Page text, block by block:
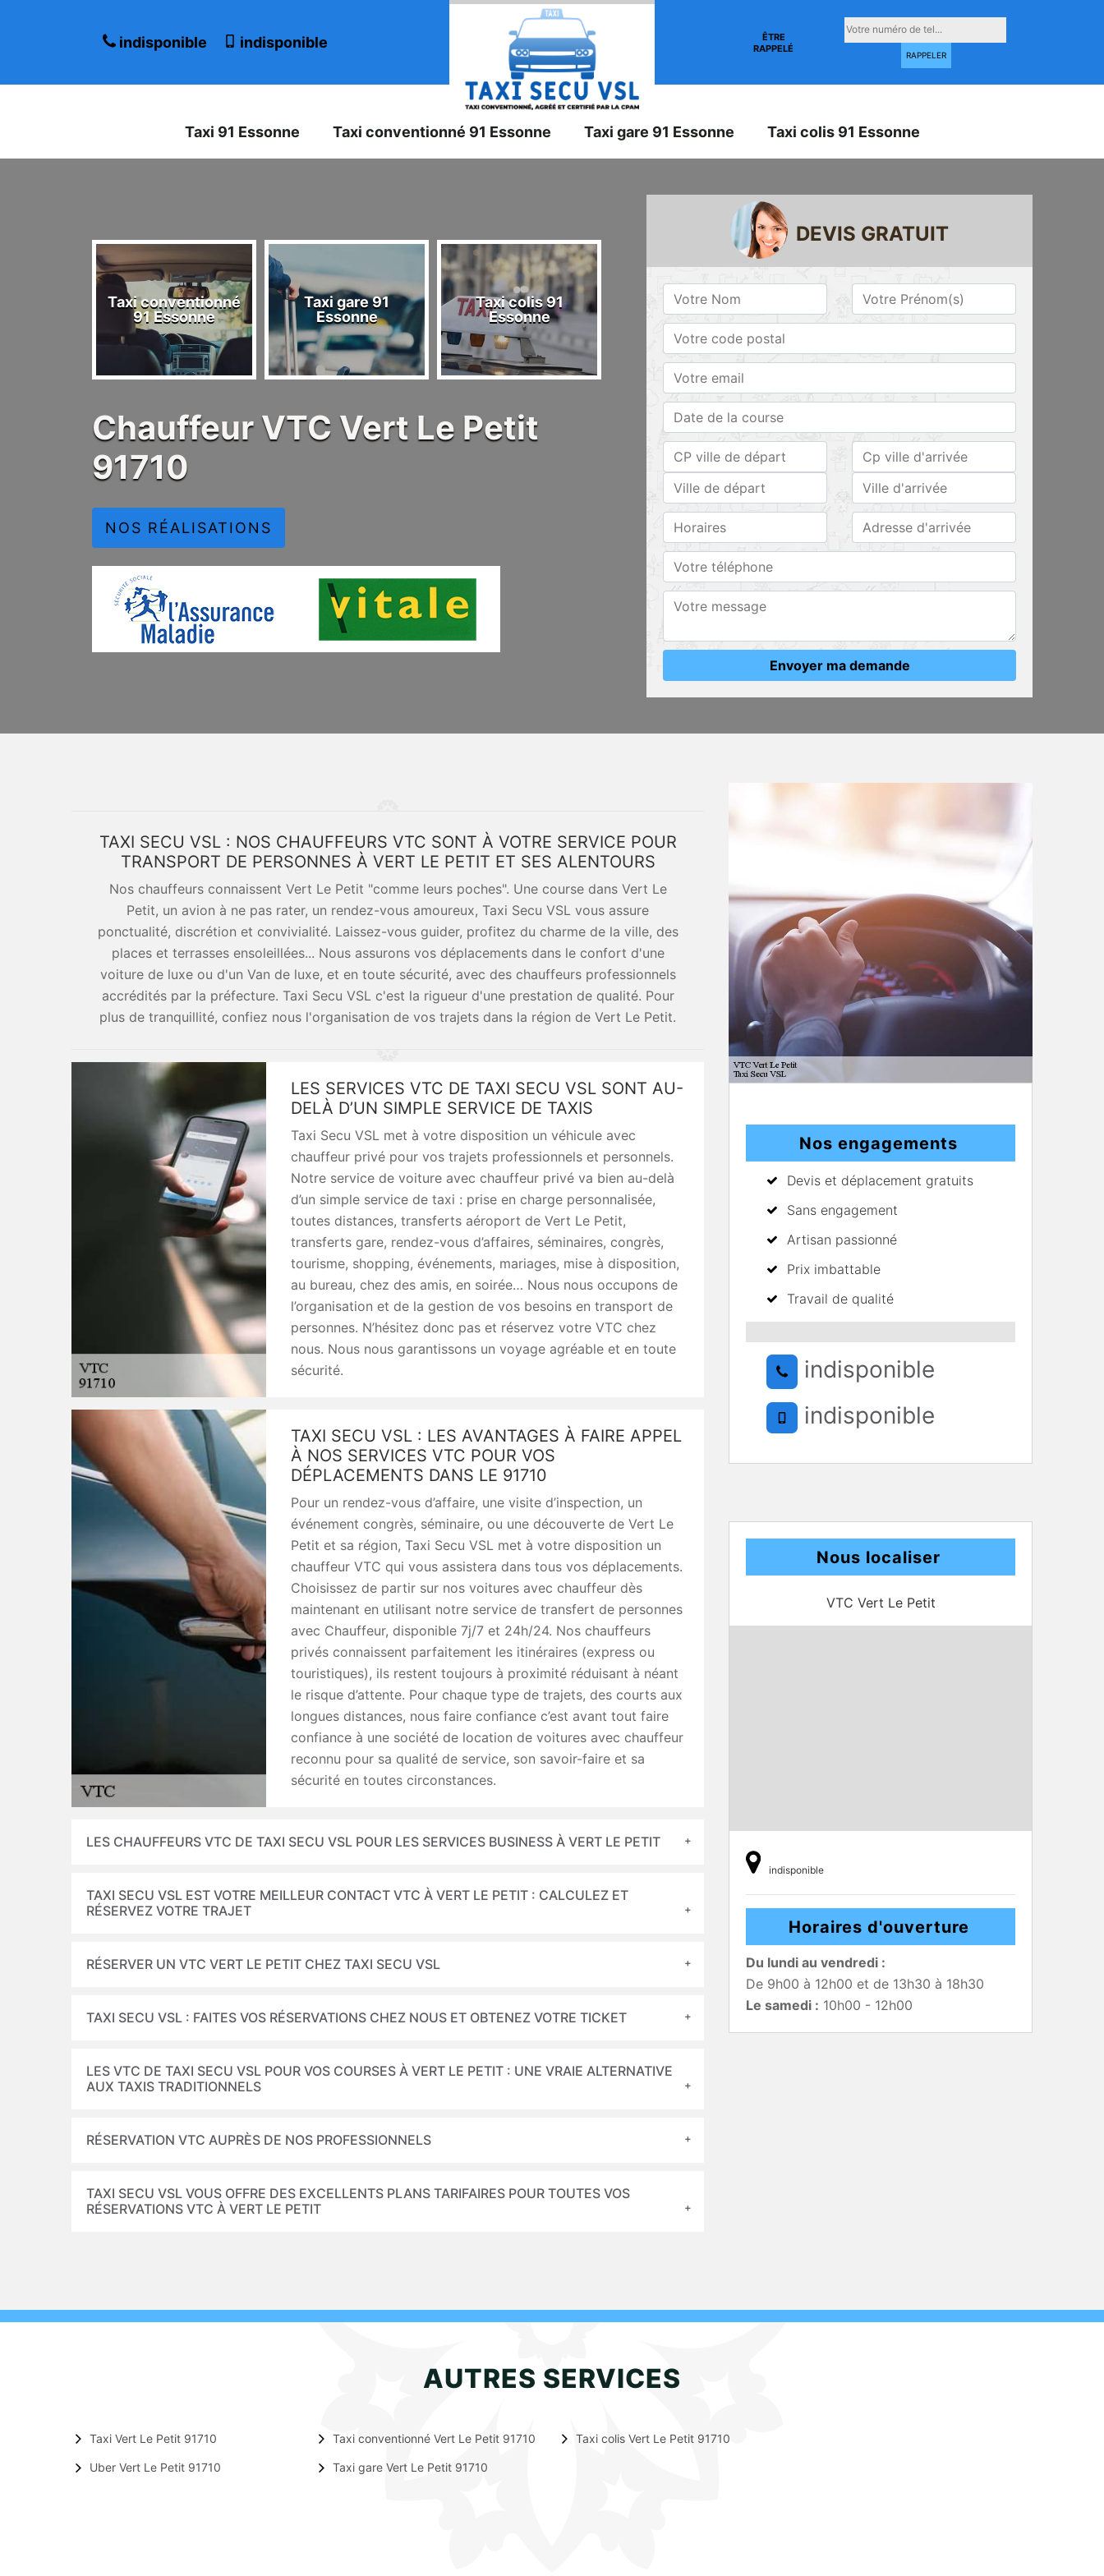
indisponible indisponible
ÊTRE
RAPPELÉ
Taxi 91 Essonne Taxi conventionné 91 Essonne Taxi gare 91 Essonne Taxi colis 91 Essonne
Taxi conventionné
91 Essonne
Taxi gare 91
Essonne
Taxi colis 91
Essonne
Taxi 91 Essonne
Taxi conventionné
91 Essonne
Essonne
Chauffeur VTC Vert Le Petit
91710
NOS RÉALISATIONS
DEVIS GRATUIT
TAXI SECU VSL : NOS CHAUFFEURS VTC SONT À VOTRE SERVICE POUR
TRANSPORT DE PERSONNES À VERT LE PETIT ET SES ALENTOURS
Nos chauffeurs connaissent Vert Le Petit "comme leurs poches". Une course dans Vert Le
Petit, un avion à ne pas rater, un rendez-vous amoureux, Taxi Secu VSL vous assure
ponctualité, discrétion et convivialité. Laissez-vous guider, profitez du charme de la ville, des
places et terrasses ensoleillées... Nous assurons vos déplacements dans le confort d'une
voiture de luxe ou d'un Van de luxe, et en toute sécurité, avec des chauffeurs professionnels
accrédités par la préfecture. Taxi Secu VSL c'est la rigueur d'une prestation de qualité. Pour
plus de tranquillité, confiez nous l'organisation de vos trajets dans la région de Vert Le Petit.
LES SERVICES VTC DE TAXI SECU VSL SONT AU-
DELÀ D’UN SIMPLE SERVICE DE TAXIS
Taxi Secu VSL met à votre disposition un véhicule avec
chauffeur privé pour vos trajets professionnels et personnels.
Notre service de voiture avec chauffeur privé va bien au-delà
d’un simple service de taxi : prise en charge personnalisée,
toutes distances, transferts aéroport de Vert Le Petit,
transferts gare, rendez-vous d’affaires, séminaires, congrès,
tourisme, shopping, événements, mariages, mise à disposition,
au bureau, chez des amis, en soirée… Nous nous occupons de
l’organisation et de la gestion de vos besoins en transport de
personnes. N’hésitez donc pas et réservez votre VTC chez
nous. Nous nous garantissons un voyage agréable et en toute
sécurité.
TAXI SECU VSL : LES AVANTAGES À FAIRE APPEL
À NOS SERVICES VTC POUR VOS
DÉPLACEMENTS DANS LE 91710
Pour un rendez-vous d’affaire, une visite d’inspection, un
événement congrès, séminaire, ou une découverte de Vert Le
Petit et sa région, Taxi Secu VSL met à votre disposition un
chauffeur VTC qui vous assistera dans tous vos déplacements.
Choisissez de partir sur nos voitures avec chauffeur dès
maintenant en utilisant notre service de transfert de personnes
avec Chauffeur, disponible 7j/7 et 24h/24. Nos chauffeurs
privés connaissent parfaitement les itinéraires (express ou
touristiques), ils restent toujours à proximité réduisant à néant
le risque d’attente. Pour chaque type de trajets, des courts aux
longues distances, nous faire confiance c’est avant tout faire
confiance à une société de location de voitures avec chauffeur
reconnu pour sa qualité de service, son savoir-faire et sa
sécurité en toutes circonstances.
LES CHAUFFEURS VTC DE TAXI SECU VSL POUR LES SERVICES BUSINESS À VERT LE PETIT
TAXI SECU VSL EST VOTRE MEILLEUR CONTACT VTC À VERT LE PETIT : CALCULEZ ET
RÉSERVEZ VOTRE TRAJET
RÉSERVER UN VTC VERT LE PETIT CHEZ TAXI SECU VSL
TAXI SECU VSL : FAITES VOS RÉSERVATIONS CHEZ NOUS ET OBTENEZ VOTRE TICKET
LES VTC DE TAXI SECU VSL POUR VOS COURSES À VERT LE PETIT : UNE VRAIE ALTERNATIVE
AUX TAXIS TRADITIONNELS
RÉSERVATION VTC AUPRÈS DE NOS PROFESSIONNELS
TAXI SECU VSL VOUS OFFRE DES EXCELLENTS PLANS TARIFAIRES POUR TOUTES VOS
RÉSERVATIONS VTC À VERT LE PETIT
Nos engagements
Devis et déplacement gratuits
Sans engagement
Artisan passionné
Prix imbattable
Travail de qualité
indisponible
indisponible
Nous localiser
VTC Vert Le Petit
indisponible
Horaires d'ouverture
Du lundi au vendredi :
De 9h00 à 12h00 et de 13h30 à 18h30
Le samedi : 10h00 - 12h00
AUTRES SERVICES
Taxi Vert Le Petit 91710
Uber Vert Le Petit 91710
Taxi conventionné Vert Le Petit 91710
Taxi gare Vert Le Petit 91710
Taxi colis Vert Le Petit 91710